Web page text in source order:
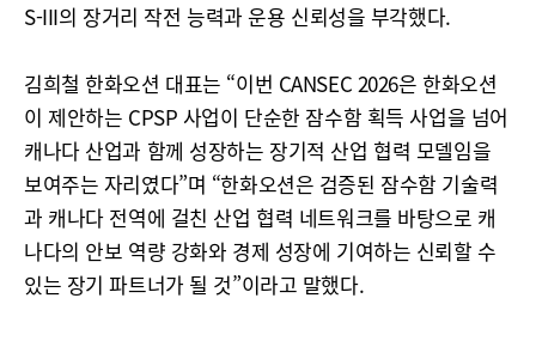
S-III의 장거리 작전 능력과 운용 신뢰성을 부각했다.
김희철 한화오션 대표는 “이번 CANSEC 2026은 한화오션
이 제안하는 CPSP 사업이 단순한 잠수함 획득 사업을 넘어
캐나다 산업과 함께 성장하는 장기적 산업 협력 모델임을
보여주는 자리였다”며 “한화오션은 검증된 잠수함 기술력
과 캐나다 전역에 걸친 산업 협력 네트워크를 바탕으로 캐
나다의 안보 역량 강화와 경제 성장에 기여하는 신뢰할 수
있는 장기 파트너가 될 것”이라고 말했다.